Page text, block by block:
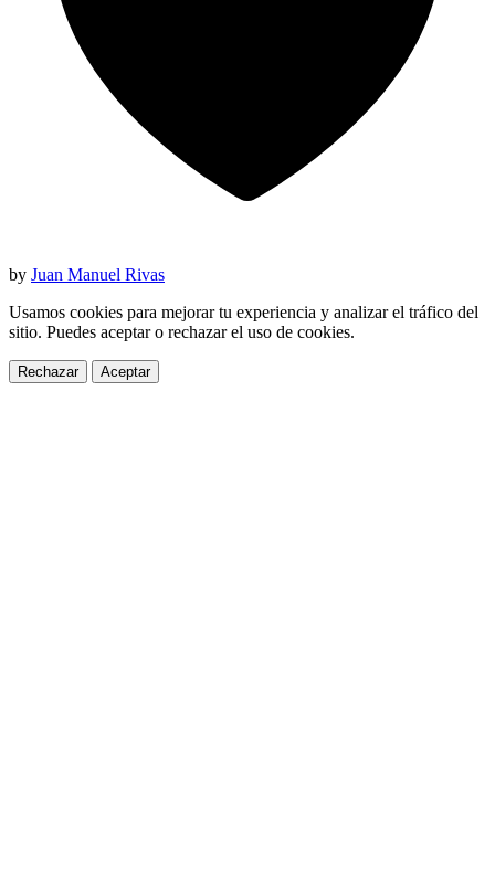
by Juan Manuel Rivas
Usamos cookies para mejorar tu experiencia y analizar el tráfico del
sitio. Puedes aceptar o rechazar el uso de cookies.
Rechazar Aceptar